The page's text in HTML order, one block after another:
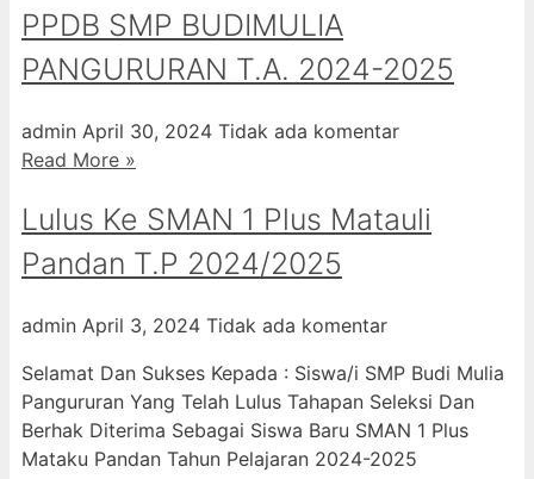
PPDB SMP BUDIMULIA
PANGURURAN T.A. 2024-2025
admin April 30, 2024 Tidak ada komentar
Read More »
Lulus Ke SMAN 1 Plus Matauli
Pandan T.P 2024/2025
admin April 3, 2024 Tidak ada komentar
Selamat Dan Sukses Kepada : Siswa/i SMP Budi Mulia
Pangururan Yang Telah Lulus Tahapan Seleksi Dan
Berhak Diterima Sebagai Siswa Baru SMAN 1 Plus
Mataku Pandan Tahun Pelajaran 2024-2025